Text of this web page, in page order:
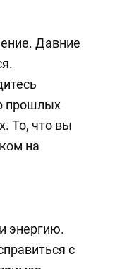
Давние
прошлых
То, что вы
на
энергию.
с